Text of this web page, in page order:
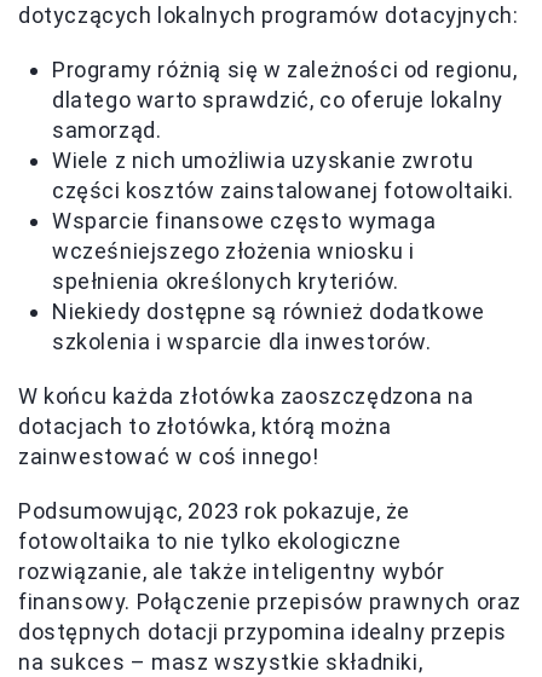
dotyczących lokalnych programów dotacyjnych:
Programy różnią się w zależności od regionu,
dlatego warto sprawdzić, co oferuje lokalny
samorząd.
Wiele z nich umożliwia uzyskanie zwrotu
części kosztów zainstalowanej fotowoltaiki.
Wsparcie finansowe często wymaga
wcześniejszego złożenia wniosku i
spełnienia określonych kryteriów.
Niekiedy dostępne są również dodatkowe
szkolenia i wsparcie dla inwestorów.
W końcu każda złotówka zaoszczędzona na
dotacjach to złotówka, którą można
zainwestować w coś innego!
Podsumowując, 2023 rok pokazuje, że
fotowoltaika to nie tylko ekologiczne
rozwiązanie, ale także inteligentny wybór
finansowy. Połączenie przepisów prawnych oraz
dostępnych dotacji przypomina idealny przepis
na sukces – masz wszystkie składniki,